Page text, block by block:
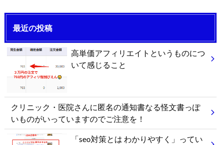
最近の投稿
高単価アフィリエイトというものにつ
いて感じること
クリニック・医院さんに匿名の通知書なる怪文書っぽ
いものがいっていますのでご注意を！
「seo対策とは わかりやすく」ってい